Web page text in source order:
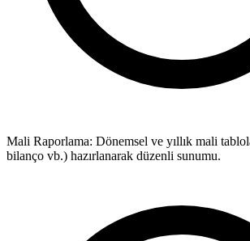
Mali Raporlama: Dönemsel ve yıllık mali
bilanço vb.) hazırlanarak düzenli sunumu.